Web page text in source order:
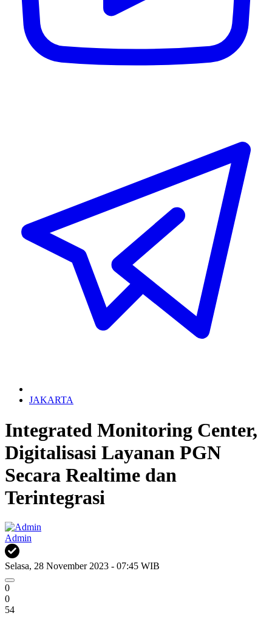
JAKARTA
Integrated Monitoring Center,
Digitalisasi Layanan PGN
Secara Realtime dan
Terintegrasi
Admin
Selasa, 28 November 2023 - 07:45 WIB
0
0
54